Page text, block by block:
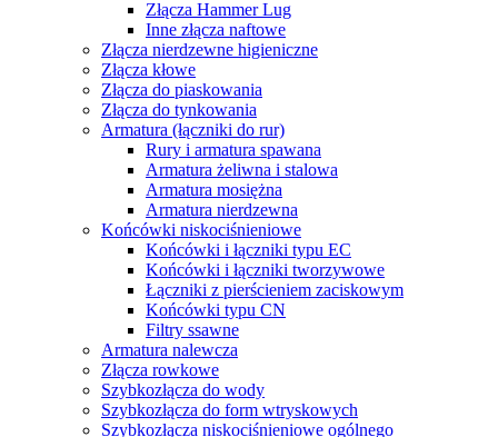
Złącza Hammer Lug
Inne złącza naftowe
Złącza nierdzewne higieniczne
Złącza kłowe
Złącza do piaskowania
Złącza do tynkowania
Armatura (łączniki do rur)
Rury i armatura spawana
Armatura żeliwna i stalowa
Armatura mosiężna
Armatura nierdzewna
Końcówki niskociśnieniowe
Końcówki i łączniki typu EC
Końcówki i łączniki tworzywowe
Łączniki z pierścieniem zaciskowym
Końcówki typu CN
Filtry ssawne
Armatura nalewcza
Złącza rowkowe
Szybkozłącza do wody
Szybkozłącza do form wtryskowych
Szybkozłącza niskociśnieniowe ogólnego